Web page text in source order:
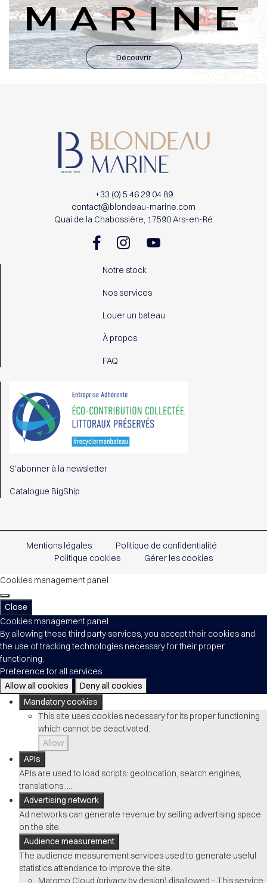
Découvrir
+33 (0) 5 46 29 04 89
contact@blondeau-marine.com
Quai de la Chabossière, 17590 Ars-en-Ré
Notre stock
Nos services
Louer un bateau
À propos
FAQ
S'abonner à la newsletter
Catalogue BigShip
Mentions légales
Politique de confidentialité
Politique cookies
Gérer les cookies
Cookies management panel
Close
Cookies management panel
By allowing these third party services, you accept their cookies and
the use of tracking technologies necessary for their proper
functioning.
Preference for all services
Allow all cookies
Deny all cookies
Mandatory cookies
This site uses cookies necessary for its proper functioning
which cannot be deactivated.
Allow
APIs
APIs are used to load scripts: geolocation, search engines,
translations, ...
Advertising network
Ad networks can generate revenue by selling advertising space
on the site.
Audience measurement
The audience measurement services used to generate useful
statistics attendance to improve the site.
Matomo Cloud (privacy by design) disallowed - This service